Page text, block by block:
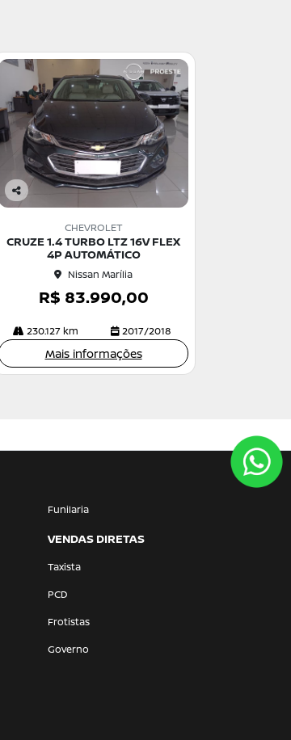
Co
rtil
CHEVROLET
CRUZE 1.4 TURBO LTZ 16V FLEX
4P AUTOMÁTICO
Nissan Marília
R$ 83.990,00
230.127 km 2017/2018
Mais informações
Funilaria
VENDAS DIRETAS
Taxista
PCD
Frotistas
Governo